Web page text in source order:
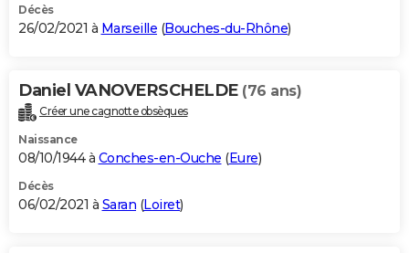
Décès
26/02/2021 à Marseille (Bouches-du-Rhône)
Daniel VANOVERSCHELDE (76 ans)
Créer une cagnotte obsèques
Naissance
08/10/1944 à Conches-en-Ouche (Eure)
Décès
06/02/2021 à Saran (Loiret)